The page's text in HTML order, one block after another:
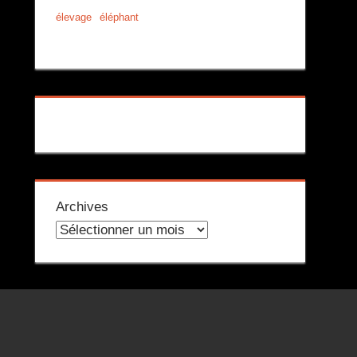
élevage éléphant
Archives